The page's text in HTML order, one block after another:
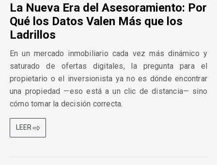
La Nueva Era del Asesoramiento: Por
Qué los Datos Valen Más que los
Ladrillos
En un mercado inmobiliario cada vez más dinámico y
saturado de ofertas digitales, la pregunta para el
propietario o el inversionista ya no es dónde encontrar
una propiedad —eso está a un clic de distancia— sino
cómo tomar la decisión correcta.
LEER